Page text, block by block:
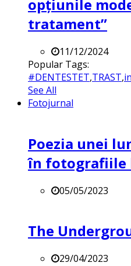
opțiunile
tratament”
11/12/2024
Popular Tags:
#DENTESTET,TRAST,
See All
Fotojurnal
Poezia unei
în fotografiile
05/05/2023
The
29/04/2023